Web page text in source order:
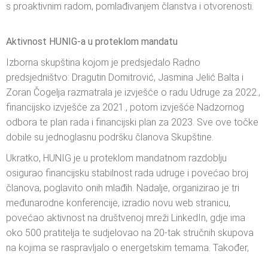
s proaktivnim radom, pomlađivanjem članstva i otvorenosti.
Aktivnost HUNIG-a u proteklom mandatu
Izborna skupština kojom je predsjedalo Radno
predsjedništvo: Dragutin Domitrović, Jasmina Jelić Balta i
Zoran Čogelja razmatrala je izvješće o radu Udruge za 2022.,
financijsko izvješće za 2021., potom izvješće Nadzornog
odbora te plan rada i financijski plan za 2023. Sve ove točke
dobile su jednoglasnu podršku članova Skupštine.
Ukratko, HUNIG je u proteklom mandatnom razdoblju
osigurao financijsku stabilnost rada udruge i povećao broj
članova, poglavito onih mlađih. Nadalje, organizirao je tri
međunarodne konferencije, izradio novu web stranicu,
povećao aktivnost na društvenoj mreži LinkedIn, gdje ima
oko 500 pratitelja te sudjelovao na 20-tak stručnih skupova
na kojima se raspravljalo o energetskim temama. Također,